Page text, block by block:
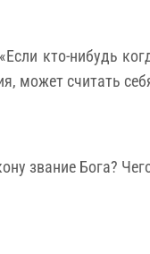
кто-нибудь
может считать
звание Бога?